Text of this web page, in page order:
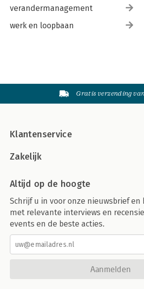
verandermanagement
werk en loopbaan
Gratis verzending
Klantenservice
Zakelijk
Altijd op de hoogte
Schrijf u in voor onze nieuwsbrief
met relevante interviews en
events en de beste acties.
Aanmelden